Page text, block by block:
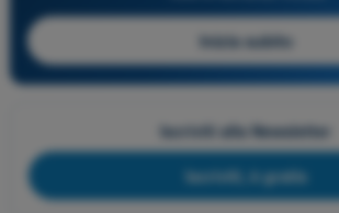
Inizia subito
Iscriviti alla Newsletter
Iscriviti, è gratis